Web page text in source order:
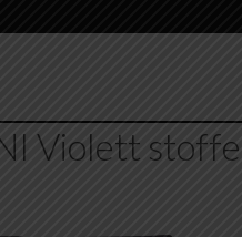
Violett stoffe